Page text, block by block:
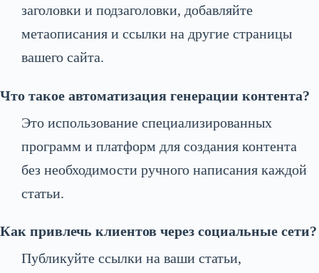
заголовки и подзаголовки, добавляйте
метаописания и ссылки на другие страницы
вашего сайта.
Что такое автоматизация генерации контента?
Это использование специализированных
программ и платформ для создания контента
без необходимости ручного написания каждой
статьи.
Как привлечь клиентов через социальные сети?
Публикуйте ссылки на ваши статьи,